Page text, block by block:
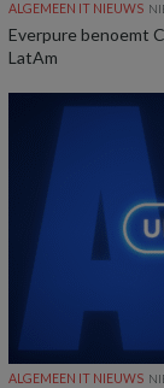
ALGEMEEN IT NIEUWS
Everpure benoemt
LatAm
ALGEMEEN IT NIEUWS